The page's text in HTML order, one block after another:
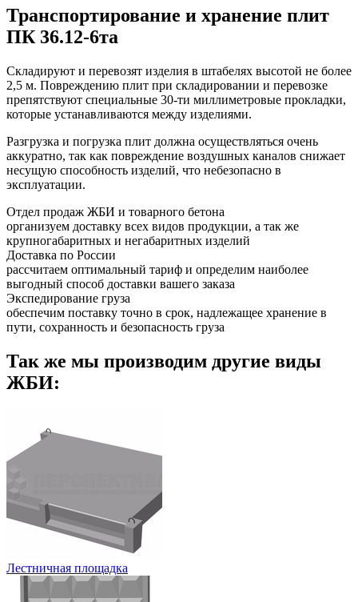
Транспортирование и хранение плит
ПК 36.12-6та
Складируют и перевозят изделия в штабелях высотой не более
2,5 м. Повреждению плит при складировании и перевозке
препятствуют специальные 30-ти миллиметровые прокладки,
которые устанавливаются между изделиями.
Разгрузка и погрузка плит должна осуществляться очень
аккуратно, так как повреждение воздушных каналов снижает
несущую способность изделий, что небезопасно в
эксплуатации.
Отдел продаж ЖБИ и товарного бетона
организуем доставку всех видов продукции, а так же
крупногабаритных и негабаритных изделий
Доставка по России
рассчитаем оптимальный тариф и определим наиболее
выгодный способ доставки вашего заказа
Экспедирование груза
обеспечим поставку точно в срок, надлежащее хранение в
пути, сохранность и безопасность груза
Так же мы производим другие виды
ЖБИ:
Лестничная площадка